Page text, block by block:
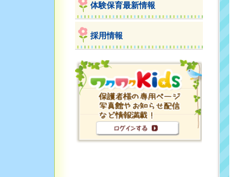
体験保育最新情報
採用情報